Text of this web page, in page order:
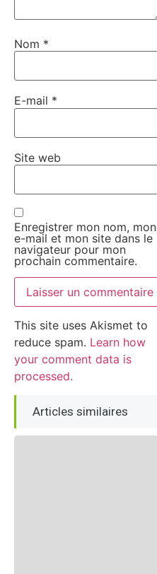
Nom *
E-mail *
Site web
Enregistrer mon nom, mon
e-mail et mon site dans le
navigateur pour mon
prochain commentaire.
This site uses Akismet to
reduce spam. Learn how
your comment data is
processed.
Articles similaires